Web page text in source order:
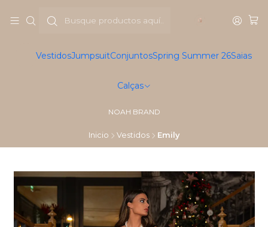
VestidosJumpsuitConjuntosSpring Summer 26Saias
Calças
NOAH BRAND
Inicio Vestidos Emily